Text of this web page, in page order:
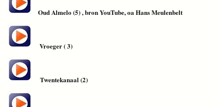
Oud Almelo (5) , bron YouTube, oa Hans Meulenbelt
Vroeger ( 3)
Twentekanaal (2)